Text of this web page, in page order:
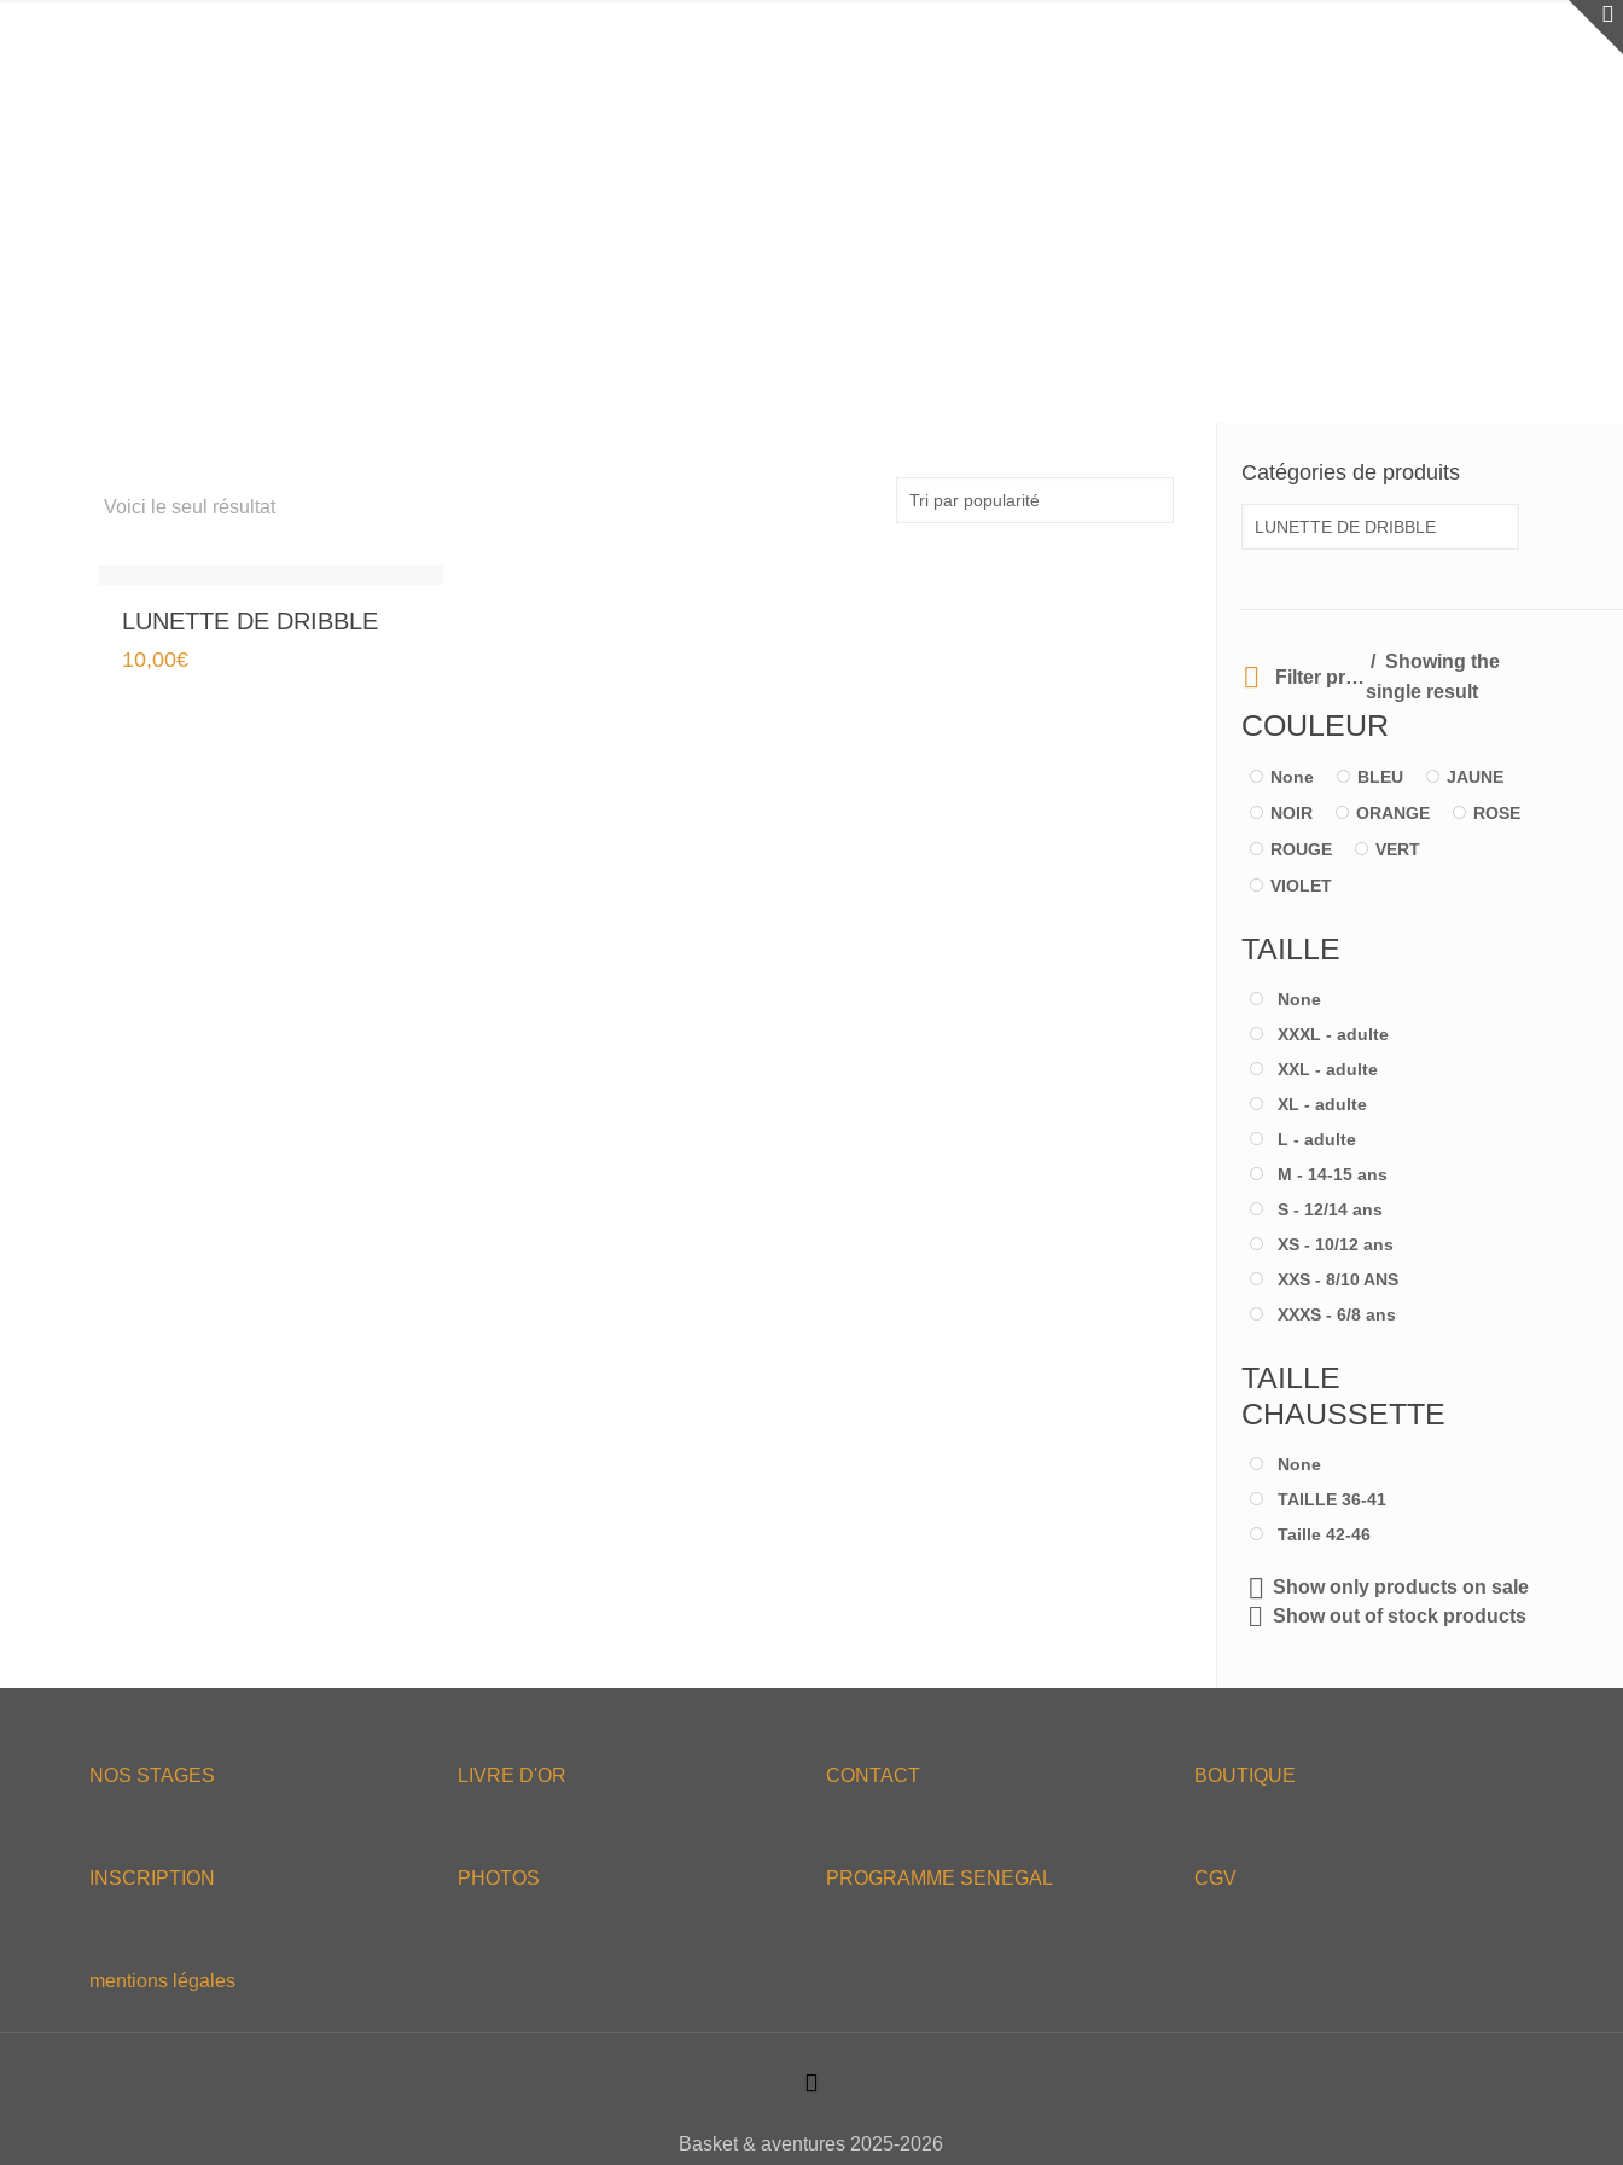
Voici le seul résultat
LUNETTE DE DRIBBLE
10,00€
Catégories de produits
Filter products
Showing the
single result
COULEUR
None BLEU
JAUNE
NOIR
ORANGE
ROSE
ROUGE
VERT
VIOLET
TAILLE
None
XXXL - adulte
XXL - adulte
XL - adulte
L - adulte
M - 14-15 ans
S - 12/14 ans
XS - 10/12 ans
XXS - 8/10 ANS
XXXS - 6/8 ans
TAILLE
CHAUSSETTE
None
TAILLE 36-41
Taille 42-46
Show only products on sale
Show out of stock products
NOS STAGES
INSCRIPTION
mentions légales
LIVRE D'OR
PHOTOS
CONTACT
PROGRAMME SENEGAL
BOUTIQUE
CGV
Basket & aventures 2025-2026